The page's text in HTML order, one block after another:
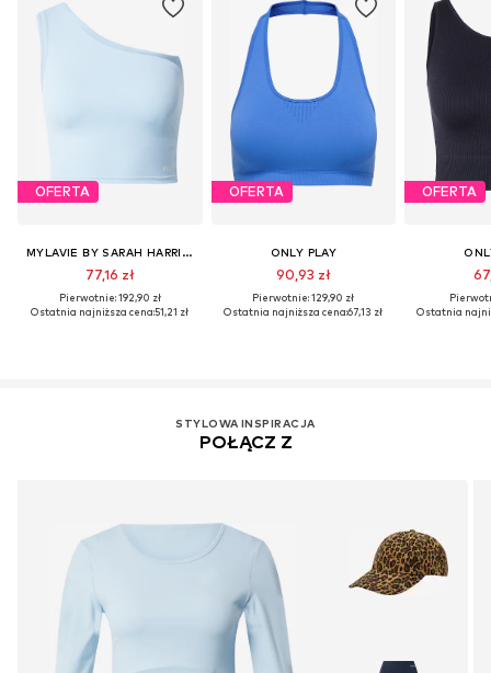
OFERTA
MYLAVIE BY SARAH HARRISON
77,16 zł
Pierwotnie: 192,90 zł
Ostatnia najniższa cena:51,21 zł
OFERTA
ONLY PLAY
90,93 zł
Pierwotnie: 129,90 zł
Ostatnia najniższa cena:67,13 zł
OFERTA
Ostatnia
STYLOWA INSPIRACJA
POŁĄCZ Z